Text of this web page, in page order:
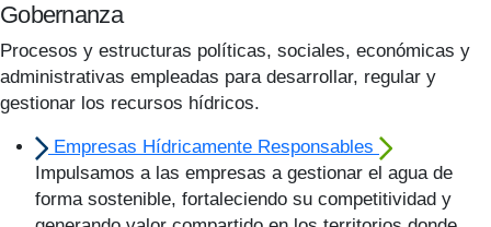
Gobernanza
Procesos y estructuras políticas, sociales, económicas y
administrativas empleadas para desarrollar, regular y
gestionar los recursos hídricos.
Empresas Hídricamente Responsables
Impulsamos a las empresas a gestionar el agua de
forma sostenible, fortaleciendo su competitividad y